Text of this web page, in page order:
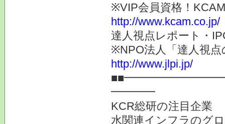
※VIP会員資格！
http://www.kcam.co.jp/
達人視点レポート・
※NPO法人「達人視
http://www.jlpi.jp/
━━━━
KCR総研の注目企業
水関連インフラのグ